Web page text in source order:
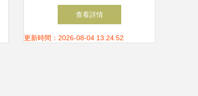
從立項到運營的全鏈條環境管
理
查看詳情
更新時間：2026-08-04 13:24:52